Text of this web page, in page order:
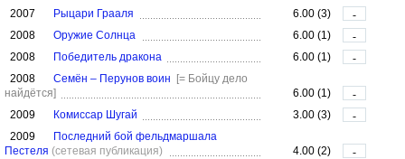
2007
Рыцари Грааля 6.00 (3)
-
2008
Оружие Солнца 6.00 (1)
-
2008
Победитель дракона 6.00 (1)
-
2008
Семён – Перунов воин
[= Бойцу дело
найдётся]
6.00 (1)
-
2009
Комиссар Шугай 3.00 (3)
-
2009
Последний бой фельдмаршала
Пестеля (сетевая публикация) 4.00 (2)
-